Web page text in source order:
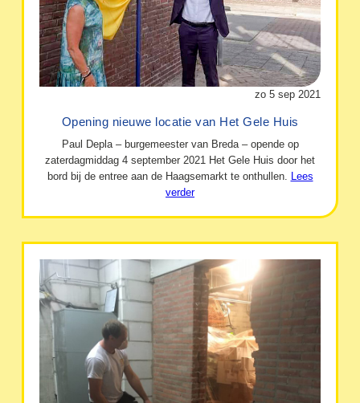
zo 5 sep 2021
Opening nieuwe locatie van Het Gele Huis
Paul Depla – burgemeester van Breda – opende op
zaterdagmiddag 4 september 2021 Het Gele Huis door het
bord bij de entree aan de Haagsemarkt te onthullen. Lees
verder